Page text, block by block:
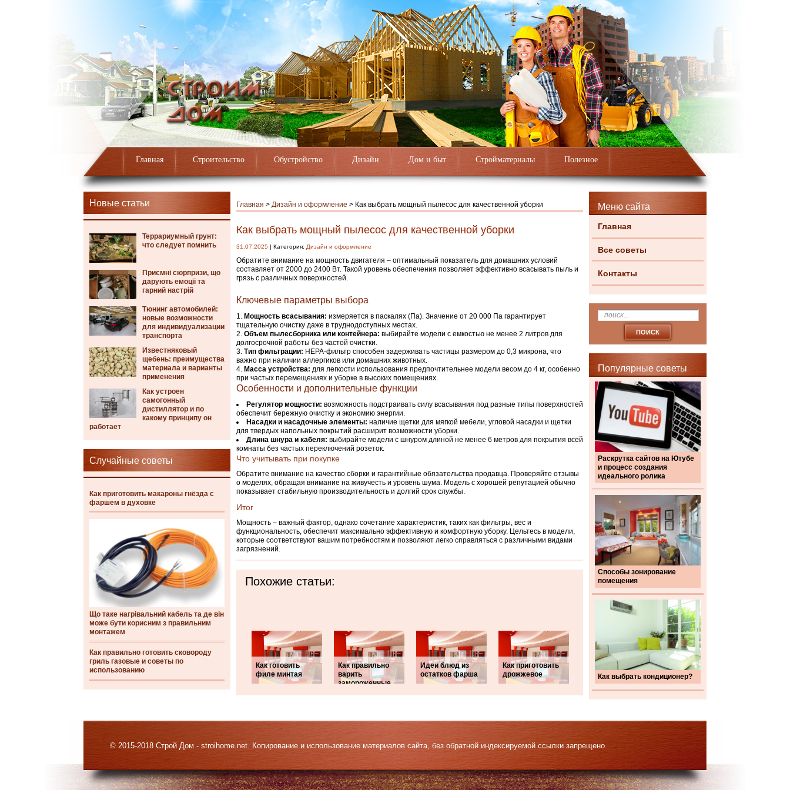
Главная Строительство Обустройство Дизайн Дом и быт Стройматериалы Полезное
Новые статьи
Террариумный грунт:
что следует помнить
Приємні сюрпризи, що
дарують емоції та
гарний настрій
Тюнинг автомобилей:
новые возможности
для индивидуализации
транспорта
Известняковый
щебень: преимущества
материала и варианты
применения
Как устроен
самогонный
дистиллятор и по
какому принципу он
работает
Случайные советы
Как приготовить макароны гнёзда с
фаршем в духовке
Що таке нагрівальний кабель та де він
може бути корисним з правильним
монтажем
Как правильно готовить сковороду
гриль газовые и советы по
использованию
Меню сайта
Главная
Все советы
Контакты
Популярные советы
Раскрутка сайтов на Ютубе
и процесс создания
идеального ролика
Способы зонирование
помещения
Как выбрать кондиционер?
Главная > Дизайн и оформление > Как выбрать мощный пылесос для качественной уборки
Как выбрать мощный пылесос для качественной уборки
31.07.2025 | Категория: Дизайн и оформление
Обратите внимание на мощность двигателя – оптимальный показатель для домашних условий
составляет от 2000 до 2400 Вт. Такой уровень обеспечения позволяет эффективно всасывать пыль и
грязь с различных поверхностей.
Ключевые параметры выбора
Мощность всасывания: измеряется в паскалях (Па). Значение от 20 000 Па гарантирует
тщательную очистку даже в труднодоступных местах.
Объем пылесборника или контейнера: выбирайте модели с емкостью не менее 2 литров для
долгосрочной работы без частой очистки.
Тип фильтрации: HEPA-фильтр способен задерживать частицы размером до 0,3 микрона, что
важно при наличии аллергиков или домашних животных.
Масса устройства: для легкости использования предпочтительнее модели весом до 4 кг, особенно
при частых перемещениях и уборке в высоких помещениях.
Особенности и дополнительные функции
Регулятор мощности: возможность подстраивать силу всасывания под разные типы поверхностей
обеспечит бережную очистку и экономию энергии.
Насадки и насадочные элементы: наличие щетки для мягкой мебели, угловой насадки и щетки
для твердых напольных покрытий расширит возможности уборки.
Длина шнура и кабеля: выбирайте модели с шнуром длиной не менее 6 метров для покрытия всей
комнаты без частых переключений розеток.
Что учитывать при покупке
Обратите внимание на качество сборки и гарантийные обязательства продавца. Проверяйте отзывы
о моделях, обращая внимание на живучесть и уровень шума. Модель с хорошей репутацией обычно
показывает стабильную производительность и долгий срок службы.
Итог
Мощность – важный фактор, однако сочетание характеристик, таких как фильтры, вес и
функциональность, обеспечит максимально эффективную и комфортную уборку. Цельтесь в модели,
которые соответствуют вашим потребностям и позволяют легко справляться с различными видами
загрязнений.
Похожие статьи:
Как готовить
филе минтая
Как правильно
варить
замороженные
Идеи блюд из
остатков фарша
Как приготовить
дрожжевое
© 2015-2018 Строй Дом - stroihome.net. Копирование и использование материалов сайта, без обратной индексируемой ссылки запрещено.